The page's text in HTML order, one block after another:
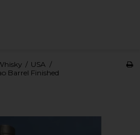
/ USA /
Barrel Finished